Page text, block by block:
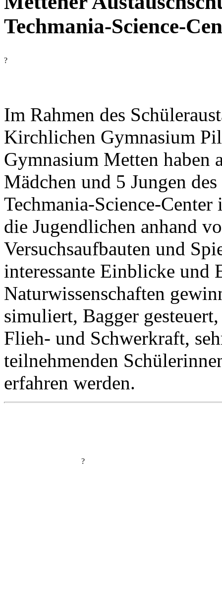
Techmania-Science-
?
Im Rahmen des
Kirchlichen Gymnasium
Gymnasium Metten haben
Mädchen und 5 Jungen
Techmania-Science-
die Jugendlichen anhand
Versuchsaufbauten und
interessante Einblicke und
Naturwissenschaften
simuliert, Bagger
Flieh- und Schwerkraft,
teilnehmenden
erfahren werden.
?